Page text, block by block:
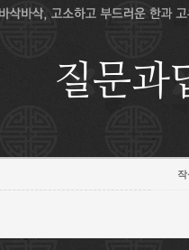
질문과
작